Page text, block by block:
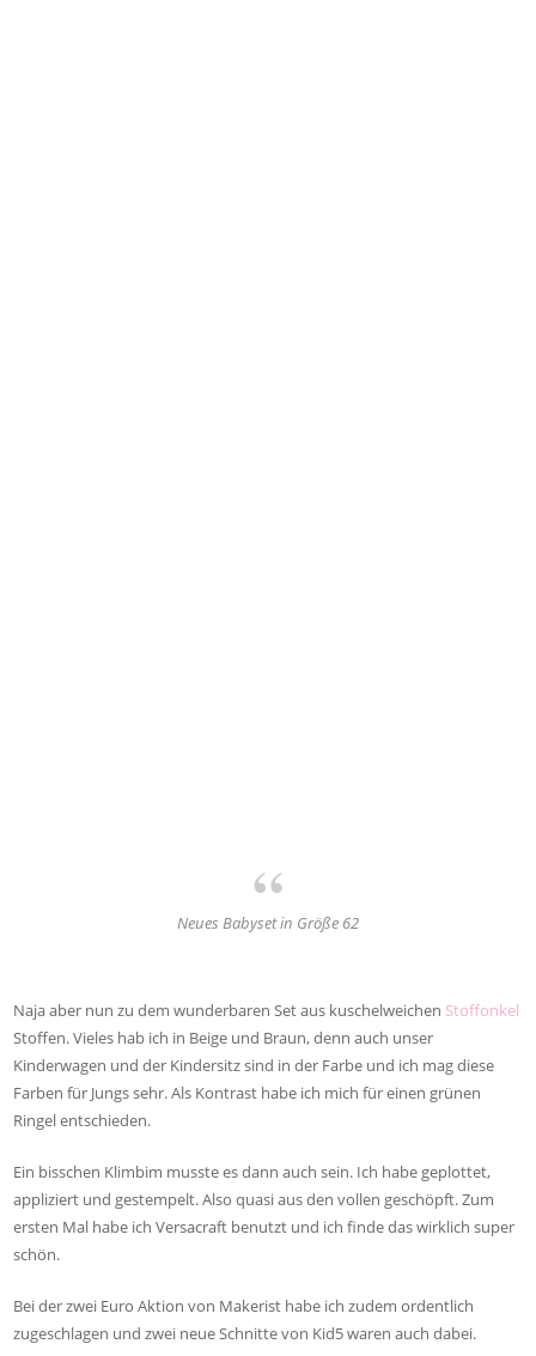
Neues Babyset in Größe 62
Naja aber nun zu dem wunderbaren Set aus kuschelweichen Stoffonkel
Stoffen. Vieles hab ich in Beige und Braun, denn auch unser
Kinderwagen und der Kindersitz sind in der Farbe und ich mag diese
Farben für Jungs sehr. Als Kontrast habe ich mich für einen grünen
Ringel entschieden.
Ein bisschen Klimbim musste es dann auch sein. Ich habe geplottet,
appliziert und gestempelt. Also quasi aus den vollen geschöpft. Zum
ersten Mal habe ich Versacraft benutzt und ich finde das wirklich super
schön.
Bei der zwei Euro Aktion von Makerist habe ich zudem ordentlich
zugeschlagen und zwei neue Schnitte von Kid5 waren auch dabei.